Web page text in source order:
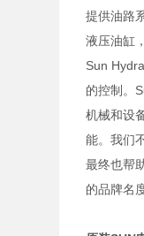
提供油路
液压油缸
Sun
的控制。
机械和设
能。我们
最终也帮
的品牌名